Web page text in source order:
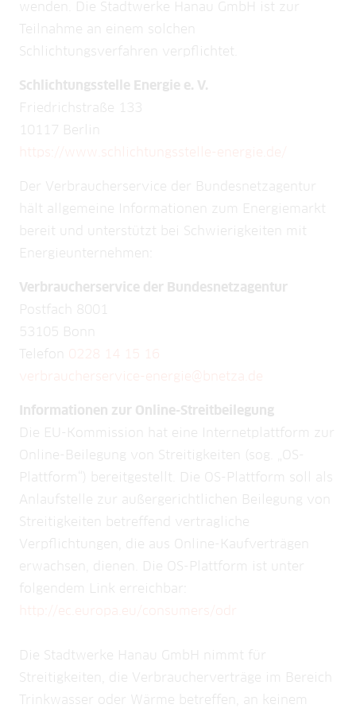
wenden. Die Stadtwerke Hanau GmbH ist zur
Teilnahme an einem solchen
Schlichtungsverfahren verpflichtet.
Schlichtungsstelle Energie e. V.
Friedrichstraße 133
10117 Berlin
https://www.schlichtungsstelle-energie.de/
Der Verbraucherservice der Bundesnetzagentur
hält allgemeine Informationen zum Energiemarkt
bereit und unterstützt bei Schwierigkeiten mit
Energieunternehmen:
Verbraucherservice der Bundesnetzagentur
Postfach 8001
53105 Bonn
Telefon
0228 14 15 16
verbraucherservice-energie@bnetza.de
Informationen zur Online-Streitbeilegung
Die EU-Kommission hat eine Internetplattform zur
Online-Beilegung von Streitigkeiten (sog. „OS-
Plattform“) bereitgestellt. Die OS-Plattform soll als
Anlaufstelle zur außergerichtlichen Beilegung von
Streitigkeiten betreffend vertragliche
Verpflichtungen, die aus Online-Kaufverträgen
erwachsen, dienen. Die OS-Plattform ist unter
folgendem Link erreichbar:
http://ec.europa.eu/consumers/odr
Die Stadtwerke Hanau GmbH nimmt für
Streitigkeiten, die Verbraucherverträge im Bereich
Trinkwasser oder Wärme betreffen, an keinem